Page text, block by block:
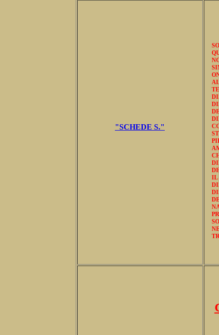
"SCHEDE S."
IL